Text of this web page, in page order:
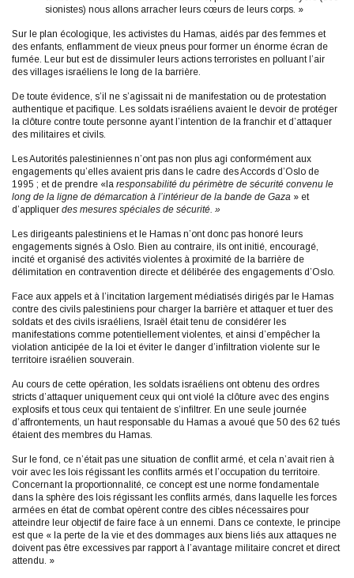
sionistes) nous allons arracher leurs cœurs de leurs corps. »
Sur le plan écologique, les activistes du Hamas, aidés par des femmes et
des enfants, enflamment de vieux pneus pour former un énorme écran de
fumée. Leur but est de dissimuler leurs actions terroristes en polluant l’air
des villages israéliens le long de la barrière.
De toute évidence, s’il ne s’agissait ni de manifestation ou de protestation
authentique et pacifique. Les soldats israéliens avaient le devoir de protéger
la clôture contre toute personne ayant l’intention de la franchir et d’attaquer
des militaires et civils.
Les Autorités palestiniennes n’ont pas non plus agi conformément aux
engagements qu’elles avaient pris dans le cadre des Accords d’Oslo de
1995 ; et de prendre «la responsabilité du périmètre de sécurité convenu le
long de la ligne de démarcation à l’intérieur de la bande de Gaza » et
d’appliquer des mesures spéciales de sécurité. »
Les dirigeants palestiniens et le Hamas n’ont donc pas honoré leurs
engagements signés à Oslo. Bien au contraire, ils ont initié, encouragé,
incité et organisé des activités violentes à proximité de la barrière de
délimitation en contravention directe et délibérée des engagements d’Oslo.
Face aux appels et à l’incitation largement médiatisés dirigés par le Hamas
contre des civils palestiniens pour charger la barrière et attaquer et tuer des
soldats et des civils israéliens, Israël était tenu de considérer les
manifestations comme potentiellement violentes, et ainsi d’empêcher la
violation anticipée de la loi et éviter le danger d’infiltration violente sur le
territoire israélien souverain.
Au cours de cette opération, les soldats israéliens ont obtenu des ordres
stricts d’attaquer uniquement ceux qui ont violé la clôture avec des engins
explosifs et tous ceux qui tentaient de s’infiltrer. En une seule journée
d’affrontements, un haut responsable du Hamas a avoué que 50 des 62 tués
étaient des membres du Hamas.
Sur le fond, ce n’était pas une situation de conflit armé, et cela n’avait rien à
voir avec les lois régissant les conflits armés et l’occupation du territoire.
Concernant la proportionnalité, ce concept est une norme fondamentale
dans la sphère des lois régissant les conflits armés, dans laquelle les forces
armées en état de combat opèrent contre des cibles nécessaires pour
atteindre leur objectif de faire face à un ennemi. Dans ce contexte, le principe
est que « la perte de la vie et des dommages aux biens liés aux attaques ne
doivent pas être excessives par rapport à l’avantage militaire concret et direct
attendu. »